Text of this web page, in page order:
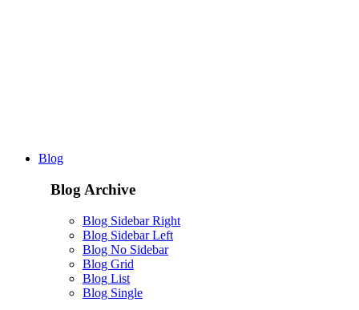
Blog
Blog Archive
Blog Sidebar Right
Blog Sidebar Left
Blog No Sidebar
Blog Grid
Blog List
Blog Single